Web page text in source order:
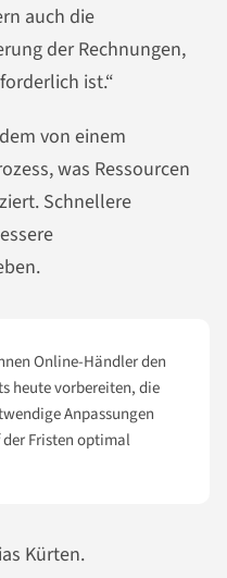
auch die
der Rechnungen,
ist.“
von einem
was Ressourcen
Schnellere
Online-Händler den
heute vorbereiten, die
Anpassungen
Fristen optimal
Kürten.